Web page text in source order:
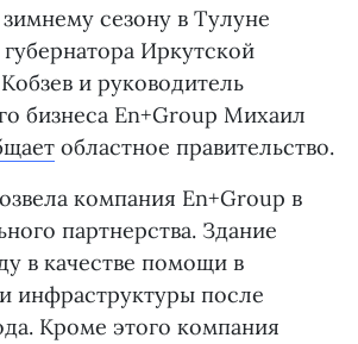
сезону в Тулуне
Иркутской
и руководитель
бизнеса En+Group Михаил
областное правительство.
компания En+Group в
партнерства. Здание
в качестве помощи в
инфраструктуры после
Кроме этого компания